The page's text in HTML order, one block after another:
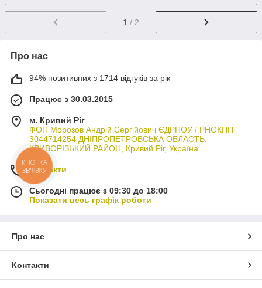
1 / 2
Про нас
94% позитивних з 1714 відгуків за рік
Працює з 30.03.2015
м. Кривий Ріг
ФОП Морозов Андрій Сергійович ЄДРПОУ / РНОКПП
3044714254 ДНІПРОПЕТРОВСЬКА ОБЛАСТЬ,
КРИВОРІЗЬКИЙ РАЙОН, Кривий Ріг, Україна
Контакти
Сьогодні працює з 09:30 до 18:00
Показати весь графік роботи
Про нас
Контакти
КНОПКА
ЗВ'ЯЗКУ